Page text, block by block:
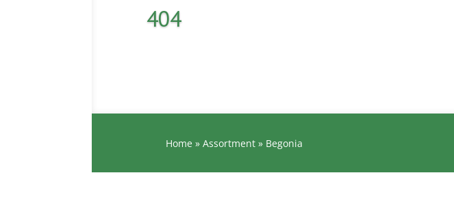
404
Home » Assortment» Begonia